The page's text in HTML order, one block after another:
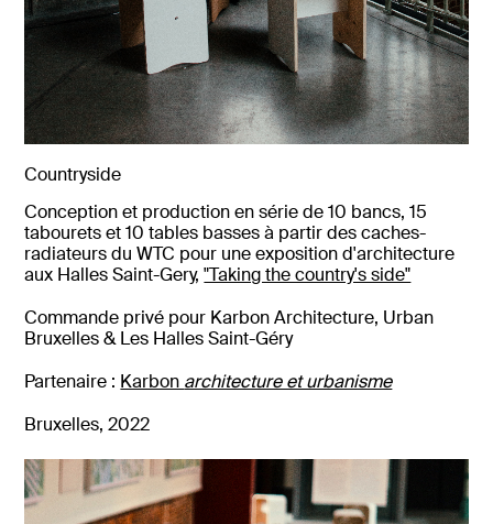
Countryside
Conception et production en série de 10 bancs, 15
tabourets et 10 tables basses à partir des caches-
radiateurs du WTC pour une exposition d'architecture
aux Halles Saint-Gery,"Taking the country's side"
Commande privé pour Karbon Architecture, Urban
Bruxelles & Les Halles Saint-Géry
Partenaire : Karbon architecture et urbanisme
Bruxelles, 2022